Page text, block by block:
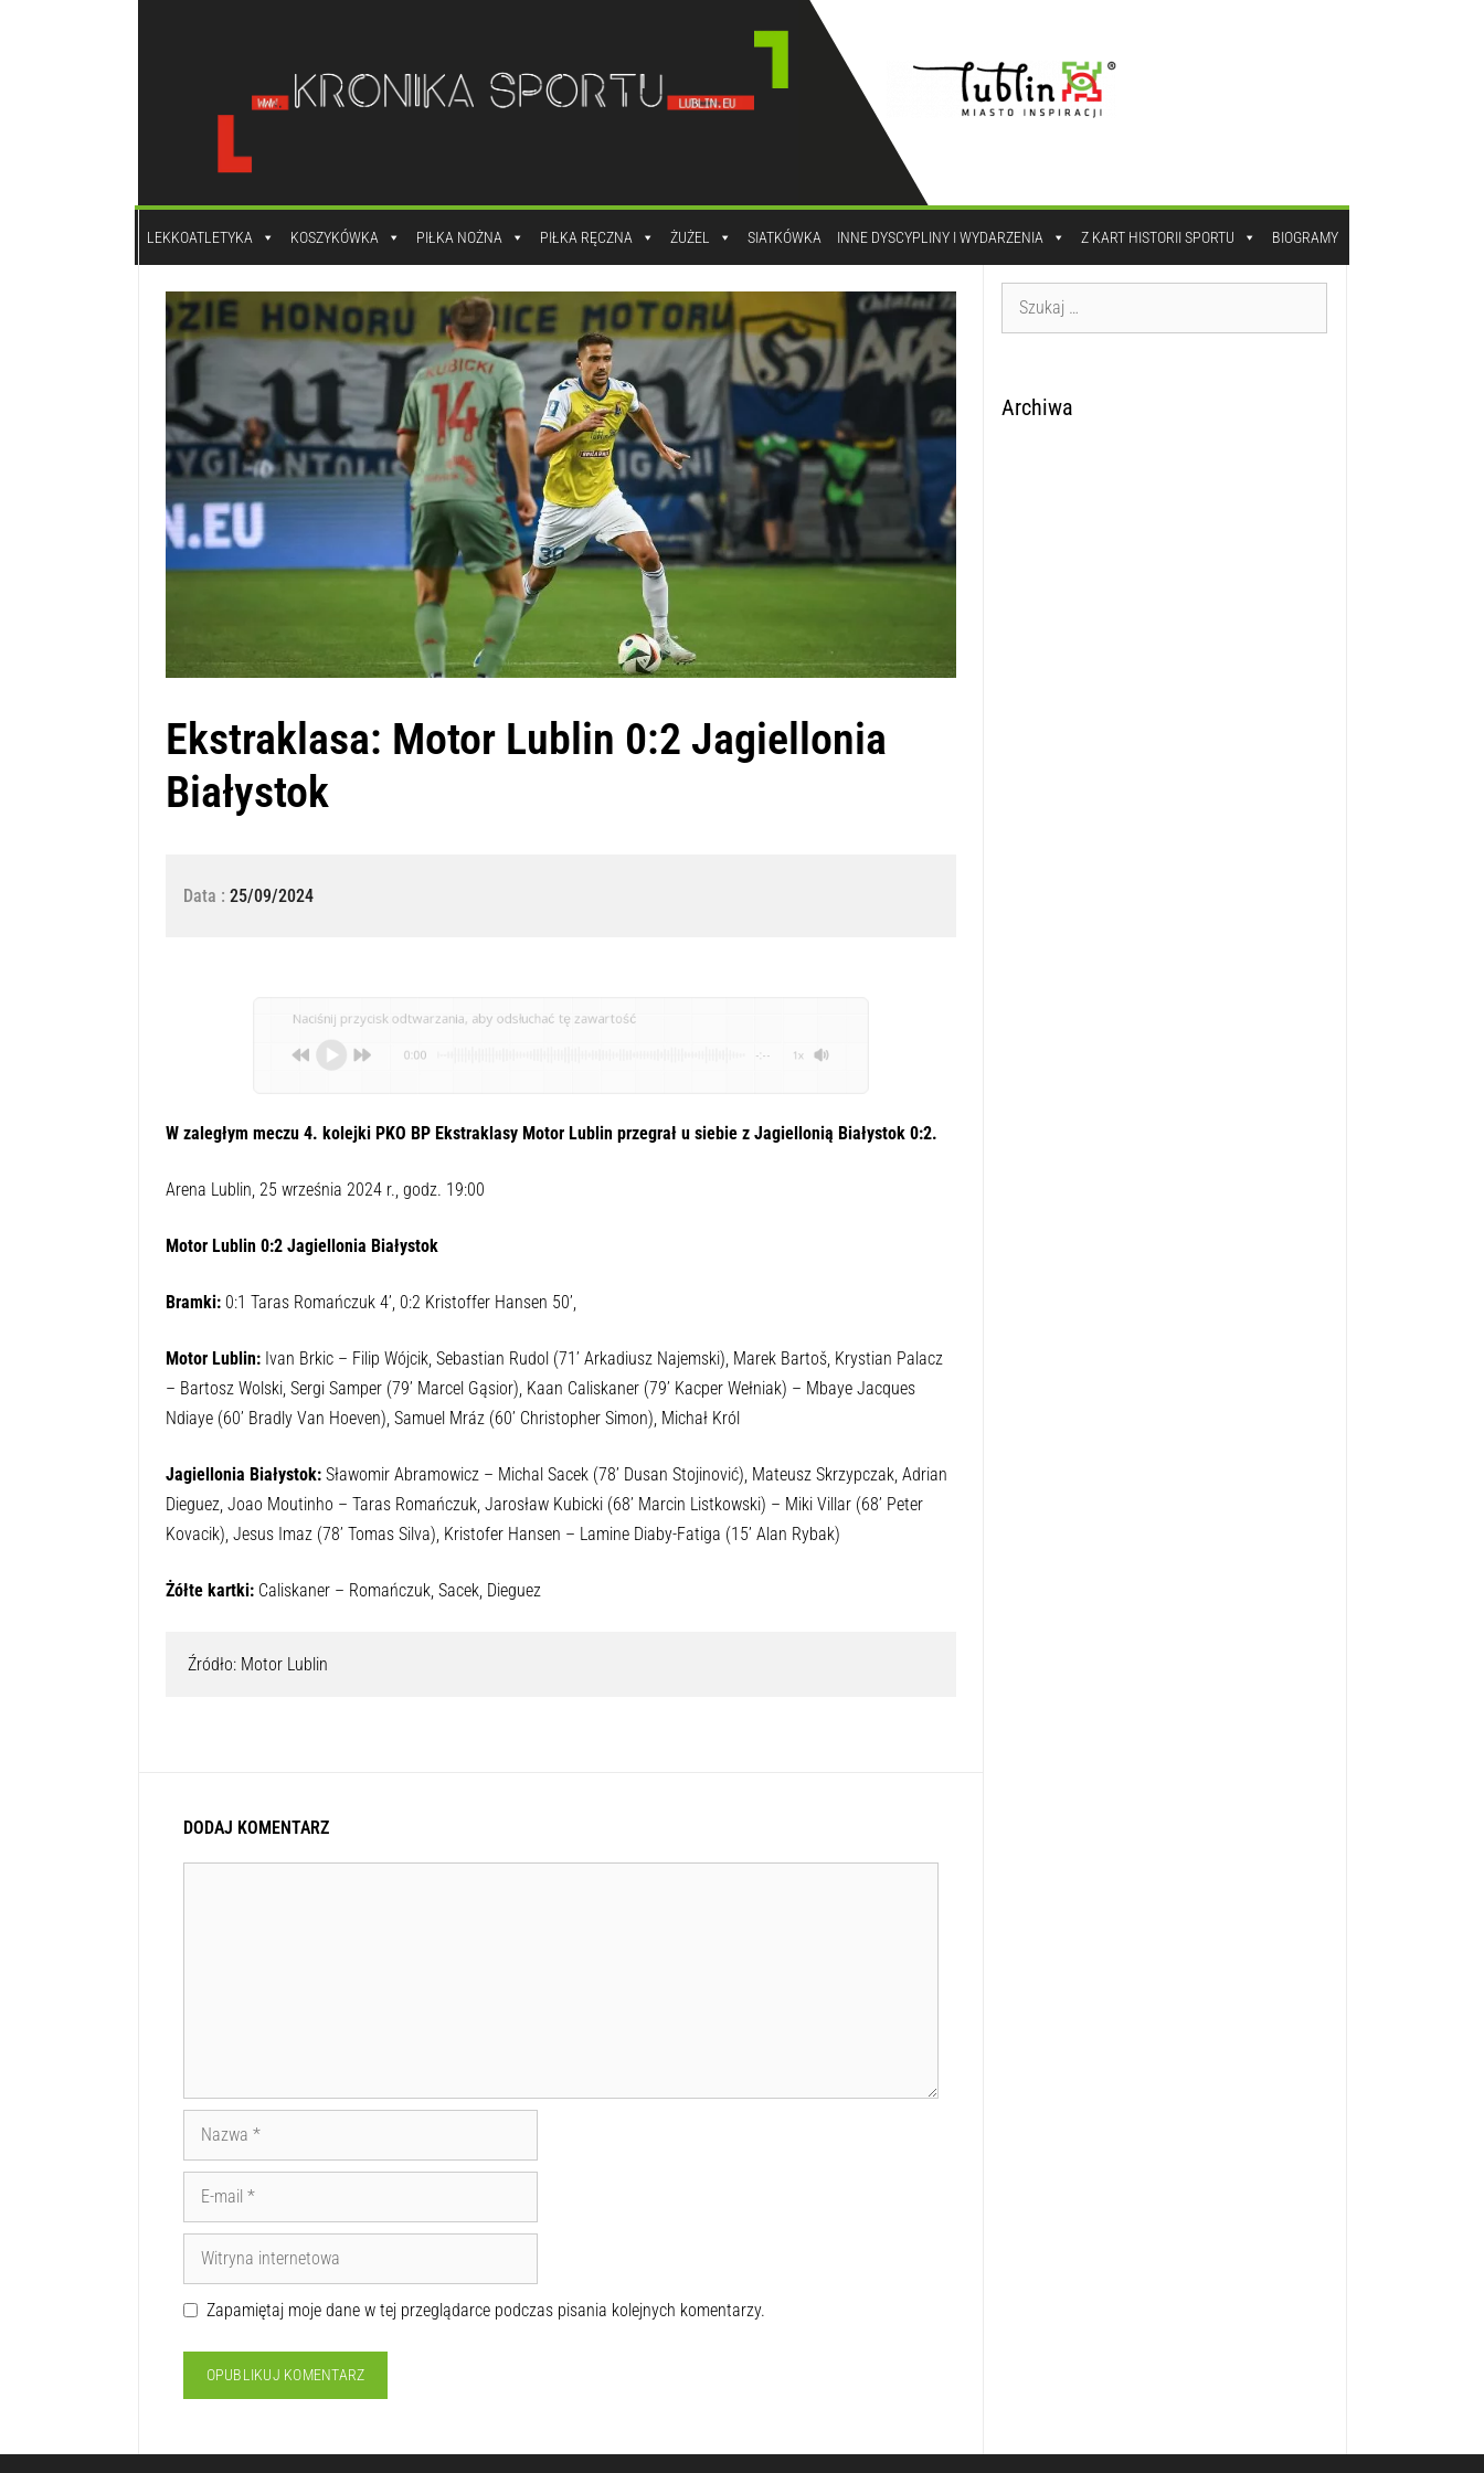
LEKKOATLETYKA KOSZYKÓWKA PIŁKA NOŻNA PIŁKA RĘCZNA ŻUŻEL SIATKÓWKA INNE DYSCYPLINY I WYDARZENIA Z KART HISTORII SPORTU BIOGRAMY
Ekstraklasa: Motor Lublin 0:2 Jagiellonia
Białystok
Data : 25/09/2024
Naciśnij przycisk odtwarzania, aby odsłuchać tę zawartość
0:00 -:--
W zaległym meczu 4. kolejki PKO BP Ekstraklasy Motor Lublin przegrał u siebie z Jagiellonią Białystok 0:2.
Arena Lublin, 25 września 2024 r., godz. 19:00
Motor Lublin 0:2 Jagiellonia Białystok
Bramki:0:1 Taras Romańczuk 4’, 0:2 Kristoffer Hansen 50’,
Motor Lublin: Ivan Brkic – Filip Wójcik, Sebastian Rudol (71’ Arkadiusz Najemski), Marek Bartoš, Krystian Palacz
– Bartosz Wolski, Sergi Samper (79’ Marcel Gąsior), Kaan Caliskaner (79’ Kacper Wełniak) – Mbaye Jacques
Ndiaye (60’ Bradly Van Hoeven), Samuel Mráz (60’ Christopher Simon), Michał Król
Jagiellonia Białystok:Sławomir Abramowicz – Michal Sacek (78’ Dusan Stojinović), Mateusz Skrzypczak, Adrian
Dieguez, Joao Moutinho – Taras Romańczuk, Jarosław Kubicki (68’ Marcin Listkowski) – Miki Villar (68’ Peter
Kovacik), Jesus Imaz (78’ Tomas Silva), Kristofer Hansen – Lamine Diaby-Fatiga (15’ Alan Rybak)
Żółte kartki:Caliskaner – Romańczuk, Sacek, Dieguez
Źródło: Motor Lublin
DODAJ KOMENTARZ
Zapamiętaj moje dane w tej przeglądarce podczas pisania kolejnych komentarzy.
Archiwa